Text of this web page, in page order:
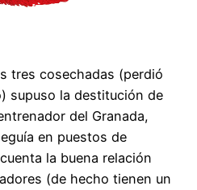
tres cosechadas (perdió
supuso la destitución de
del Granada,
en puestos de
la buena relación
(de hecho tienen un